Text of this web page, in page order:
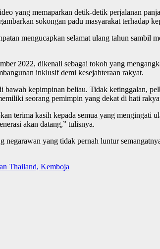
yang memaparkan detik-detik perjalanan
sokongan padu masyarakat terhadap
mengucapkan selamat ulang tahun sambil
2022, dikenali sebagai tokoh yang
inklusif demi kesejahteraan rakyat.
kepimpinan beliau. Tidak ketinggalan,
seorang pemimpin yang dekat di hati
terima kasih kepada semua yang mengingati
akan datang,” tulisnya.
yang tidak pernah luntur
Thailand, Kemboja